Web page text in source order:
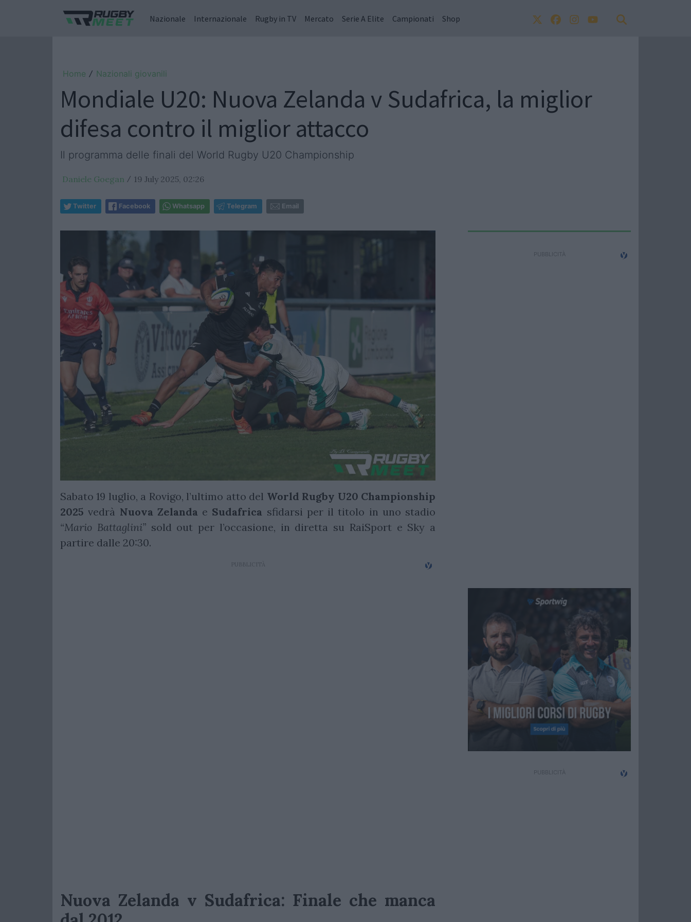
Nazionale Internazionale Rugby in TV Mercato Serie A Elite Campionati Shop
Home / Nazionali giovanili
Mondiale U20: Nuova Zelanda v Sudafrica, la miglior
difesa contro il miglior attacco
Il programma delle finali del World Rugby U20 Championship
Daniele Goegan / 19 July 2025, 02:26
Twitter Facebook Whatsapp Telegram Email
Sabato 19 luglio, a Rovigo, l’ultimo atto del World Rugby U20 Championship
2025 vedrà Nuova Zelandae Sudafrica sfidarsi per il titolo in uno stadio
“Mario Battaglini”sold out per l’occasione, in diretta su RaiSport e Sky a
partire dalle 20:30.
Nuova Zelanda v Sudafrica: Finale che manca